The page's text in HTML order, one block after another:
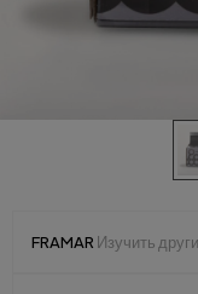
FRAMAR Изучить